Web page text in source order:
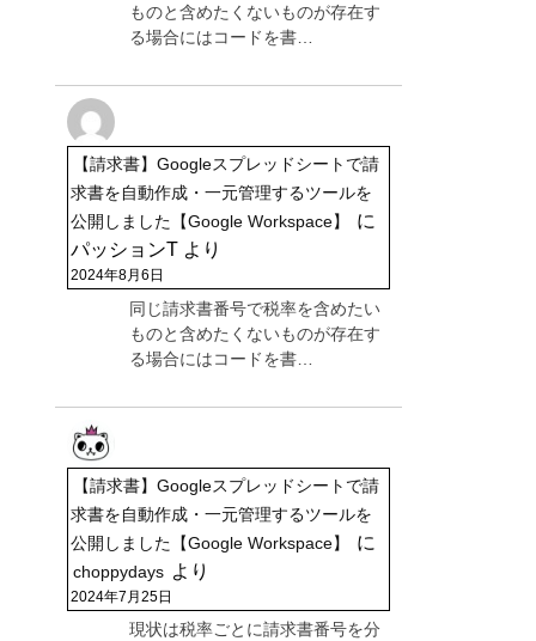
ものと含めたくないものが存在す
る場合にはコードを書…
【請求書】Googleスプレッドシートで請
求書を自動作成・一元管理するツールを
公開しました【Google Workspace】
に
パッションT より
2024年8月6日
同じ請求書番号で税率を含めたい
ものと含めたくないものが存在す
る場合にはコードを書…
【請求書】Googleスプレッドシートで請
求書を自動作成・一元管理するツールを
公開しました【Google Workspace】
に
choppydays より
2024年7月25日
現状は税率ごとに請求書番号を分